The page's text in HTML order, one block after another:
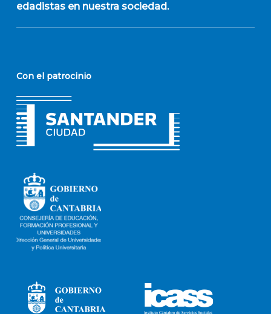
edadistas en nuestra sociedad.
Con el patrocinio